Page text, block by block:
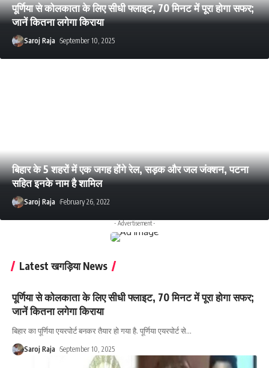
पूर्णिया से कोलकाता के लिए सीधी फ्लाइट, 70 मिनट में पूरा होगा सफर;
जानें कितना लगेगा किराया
Saroj Raja September 10, 2025
बिहार के 5 शहरों में एक जगह होंगे रेल, सड़क और जल जंक्शन, पटना
सहित इनके नाम है शामिल
Saroj Raja February 26, 2022
- Advertisement -
Latest खगड़िया News
पूर्णिया से कोलकाता के लिए सीधी फ्लाइट, 70 मिनट में पूरा होगा सफर;
जानें कितना लगेगा किराया
बिहार का पूर्णिया एयरपोर्ट बनकर तैयार हो गया है. पूर्णिया एयरपोर्ट से…
Saroj Raja September 10, 2025